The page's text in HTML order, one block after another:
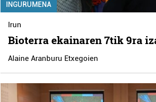
INGURUMENA
Irun
Bioterra ekainaren 7tik 9ra
Alaine Aranburu Etxegoien